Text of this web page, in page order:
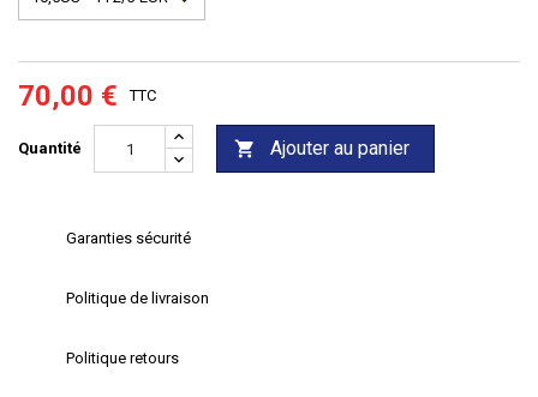
70,00 € TTC
Quantité  Ajouter au panier
Garanties sécurité
Politique de livraison
Politique retours